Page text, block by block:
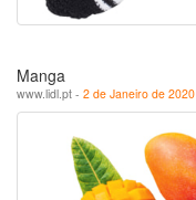
Manga
www.lidl.pt - 2 de Janeiro de 2020